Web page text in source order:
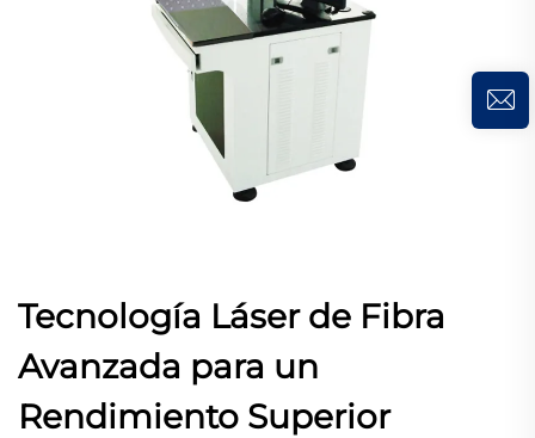
Tecnología Láser de Fibra
Avanzada para un
Rendimiento Superior